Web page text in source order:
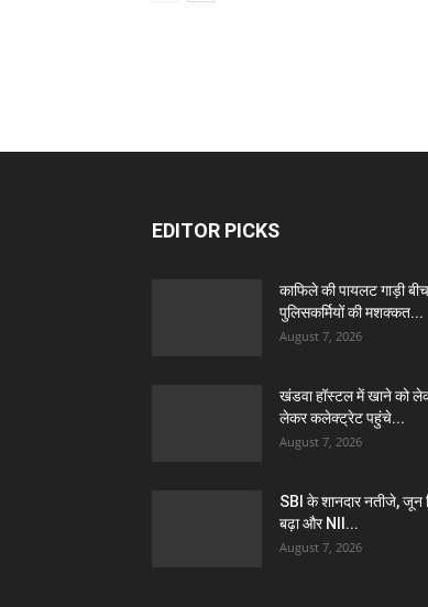
EDITOR PICKS
काफिले की पायलट गाड़ी
पुलिसकर्मियों की मशक्कत...
August 7, 2026
खंडवा हॉस्टल में खाने को
लेकर कलेक्ट्रेट पहुंचे...
August 7, 2026
SBI के शानदार नतीजे, जून
बढ़ा और NII...
August 7, 2026